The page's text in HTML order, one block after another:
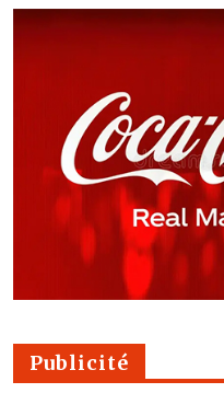
Publicité